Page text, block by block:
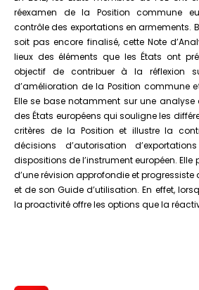
réexamen de la Position commune
contrôle des exportations en armements.
soit pas encore finalisé, cette Note
lieux des éléments que les États ont
objectif de contribuer à la réflexion
d’amélioration de la Position commune
Elle se base notamment sur une
des États européens qui souligne les
critères de la Position et illustre la
décisions d’autorisation
dispositions de l’instrument européen.
d’une révision approfondie et
et de son Guide d’utilisation. En effet,
la proactivité offre les options que la